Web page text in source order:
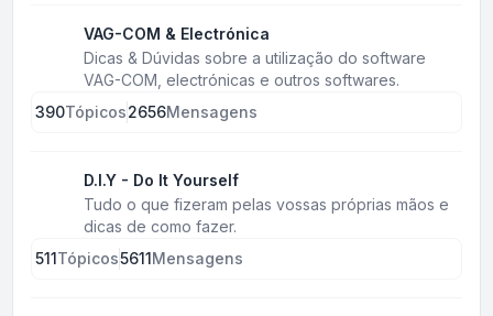
VAG-COM & Electrónica
Dicas & Dúvidas sobre a utilização do software
VAG-COM, electrónicas e outros softwares.
390Tópicos2656Mensagens
D.I.Y - Do It Yourself
Tudo o que fizeram pelas vossas próprias mãos e
dicas de como fazer.
511Tópicos5611Mensagens